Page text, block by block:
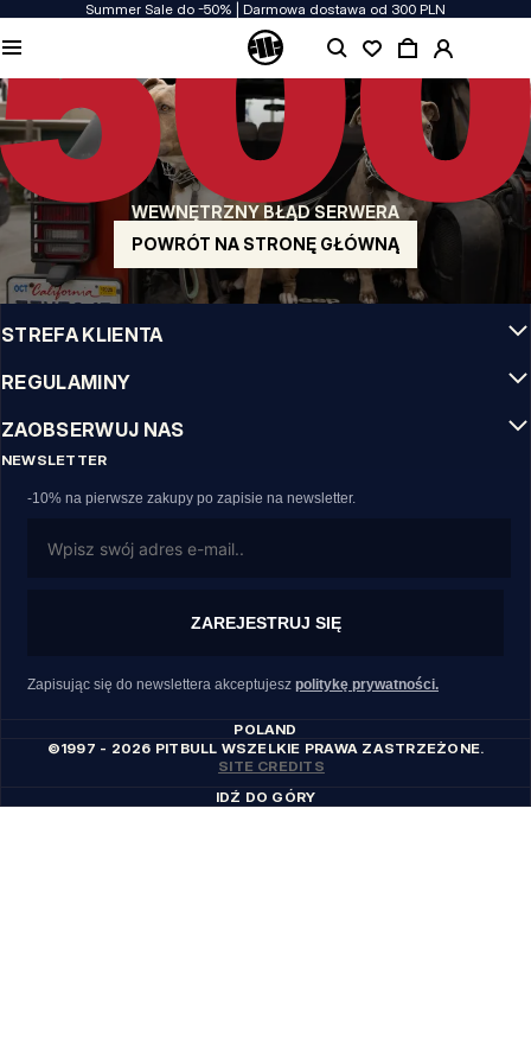
Summer Sale do -50% | Darmowa dostawa od 300 PLN
WEWNĘTRZNY BŁĄD SERWERA
POWRÓT NA STRONĘ GŁÓWNĄ
JAKOŚĆ TO DLA NAS PRIORYTET
Naszą odzież produkujemy z pasją! Nie idziemy na kompromis w kwestiach
wytrzymałości, długowieczności materiałów i dbałości o detal.
US ORIGIN
Nasze korzenie sięgają San Diego z poczatku lat 90-tych XX wieku. Nasz styl jest
surowy, autentyczny i stanowczy.
MARKA Z CHARAKTEREM
Nasze kolekcje wybierają sportowcy, fighterzy i uparci indywidualiści.
INFO
STREFA KLIENTA
REGULAMINY
ZAOBSERWUJ NAS
NEWSLETTER
-10% na pierwsze zakupy po zapisie na newsletter.
ZAREJESTRUJ SIĘ
Zapisując się do newslettera akceptujesz politykę prywatności.
POLAND
©1997 - 2026 PITBULL WSZELKIE PRAWA ZASTRZEŻONE.
SITE CREDITS
IDŹ DO GÓRY